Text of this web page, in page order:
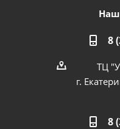
8
ТЦ
г.
8